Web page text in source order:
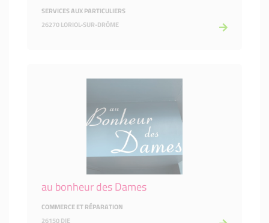
SERVICES AUX PARTICULIERS
26270 LORIOL-SUR-DRÔME
au bonheur des Dames
COMMERCE ET RÉPARATION
26150 DIE